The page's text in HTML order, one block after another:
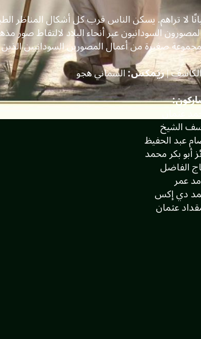
لا تراهم. يسكن الناس قرب كل أشكال
السودانيون عبر أنحاء البلاد لالتقاط صور
مجموعة صغيرة من أعمال المصورين السودانيين
|ريمكس:السماني هجو
الشيخ
عبد الحفيظ
أبو بكر محمد
الفاضل
عمر
دي إكس
عثمان